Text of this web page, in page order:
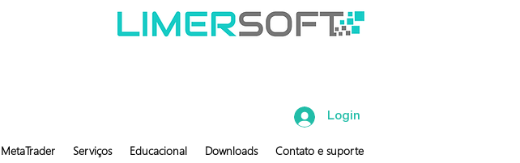
Login
MetaTrader Serviços Educacional Downloads Contato e suporte